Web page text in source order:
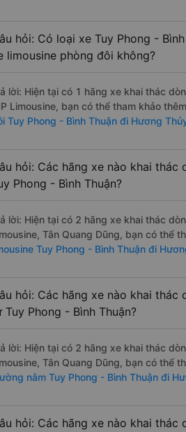
hỏi: Có loại xe Tuy Phong -
limousine phòng đôi không?
lời: Hiện tại có 1 hãng xe khai thác
Limousine, bạn có thể tham khảo
Tuy Phong - Bình Thuận đi Hương
hỏi: Các hãng xe nào khai
Phong - Bình Thuận?
lời: Hiện tại có 2 hãng xe khai thác
Tân Quang Dũng, bạn có thể
Tuy Phong - Bình Thuận đi
hỏi: Các hãng xe nào khai
Tuy Phong - Bình Thuận?
lời: Hiện tại có 2 hãng xe khai thác
Tân Quang Dũng, bạn có thể
nằm Tuy Phong - Bình Thuận đi
hỏi: Các hãng xe nào khai